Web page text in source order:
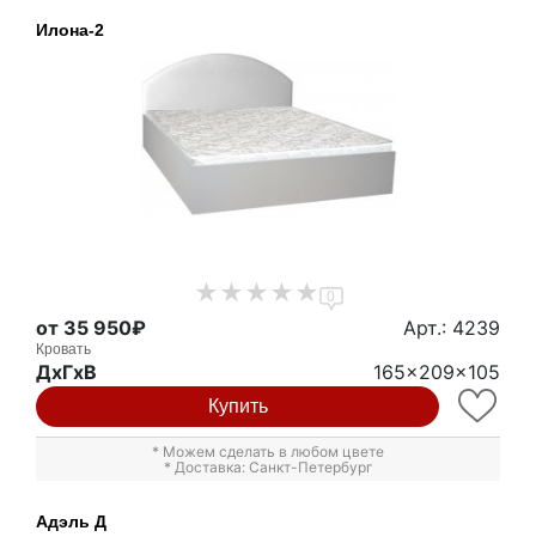
Илона-2
0
от 35 950₽ Арт.: 4239
Кровать
ДxГxВ 165x209x105
Купить
* Можем сделать в любом цвете
* Доставка: Санкт-Петербург
Адэль Д